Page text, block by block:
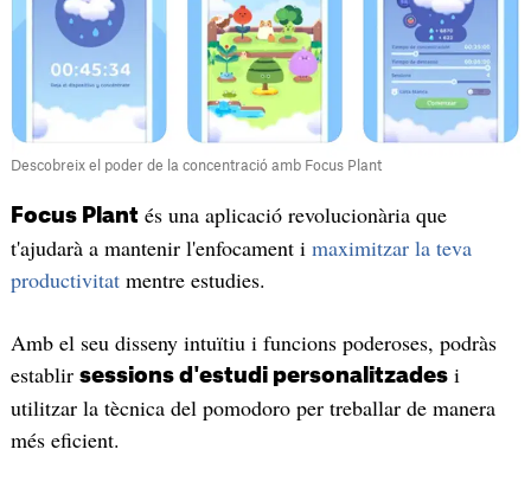
Descobreix el poder de la concentració amb Focus Plant
Focus Plantés una aplicació revolucionària que
t'ajudarà a mantenir l'enfocament i maximitzar la teva
productivitatmentre estudies.
Amb el seu disseny intuïtiu i funcions poderoses, podràs
establir sessions d'estudi personalitzadesi
utilitzar la tècnica del pomodoro per treballar de manera
més eficient.